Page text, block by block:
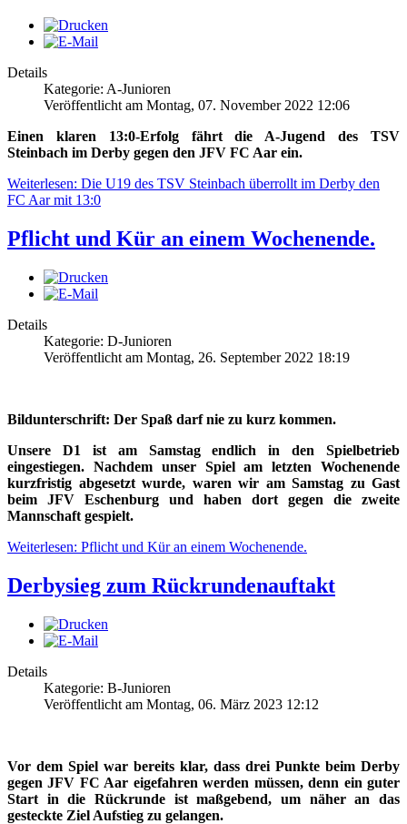
Details
Kategorie: A-Junioren
Veröffentlicht am Montag, 07. November 2022 12:06
Einen klaren 13:0-Erfolg fährt die A-Jugend des TSV
Steinbach im Derby gegen den JFV FC Aar ein.
Weiterlesen: Die U19 des TSV Steinbach überrollt im Derby den
FC Aar mit 13:0
Pflicht und Kür an einem Wochenende.
Details
Kategorie: D-Junioren
Veröffentlicht am Montag, 26. September 2022 18:19
Bildunterschrift: Der Spaß darf nie zu kurz kommen.
Unsere D1 ist am Samstag endlich in den Spielbetrieb
eingestiegen. Nachdem unser Spiel am letzten Wochenende
kurzfristig abgesetzt wurde, waren wir am Samstag zu Gast
beim JFV Eschenburg und haben dort gegen die zweite
Mannschaft gespielt.
Weiterlesen: Pflicht und Kür an einem Wochenende.
Derbysieg zum Rückrundenauftakt
Details
Kategorie: B-Junioren
Veröffentlicht am Montag, 06. März 2023 12:12
Vor dem Spiel war bereits klar, dass drei Punkte beim Derby
gegen JFV FC Aar eigefahren werden müssen, denn ein guter
Start in die Rückrunde ist maßgebend, um näher an das
gesteckte Ziel Aufstieg zu gelangen.